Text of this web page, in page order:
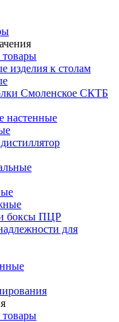
товары
изделия к столам
Смоленское СКТБ
настенные
боксы ПЦР
для
товары